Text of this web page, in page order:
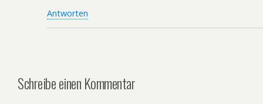
Antworten
Schreibe einen Kommentar